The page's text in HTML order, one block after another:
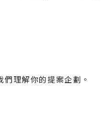
理解你的提案企劃。